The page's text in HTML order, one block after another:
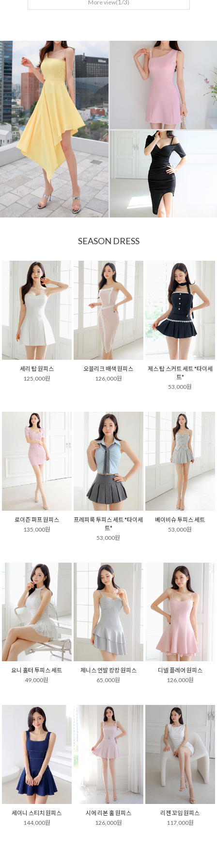
More view(1 /3)
SEASON DRESS
세리 탑 원피스
125,000원
오블리크 배색 원피스
126,000원
제스 탑 스커트 세트 *타이세
트*
53,000원
로이즌 퍼프 원피스
135,000원
프레피룩 투피스 세트 *타이세
트*
53,000원
베이비슈 투피스 세트
53,000원
요니 홀터 투피스 세트
49,000원
제니스 언발 캉캉 원피스
65,000원
디넬 플레어 원피스
126,000원
세이니 스티치 원피스
144,000원
시에 리본 훌 원피스
126,000원
리젠 꼬임 원피스
117,000원